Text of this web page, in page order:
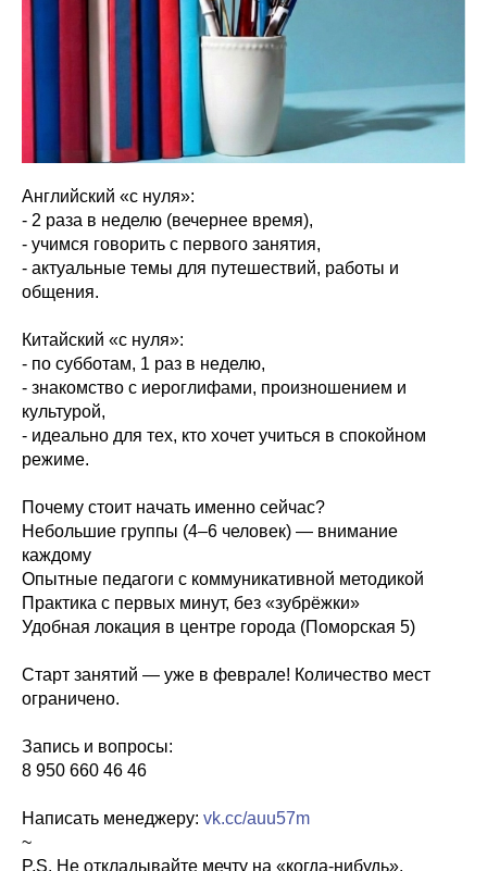
Английский «с нуля»:
- 2 раза в неделю (вечернее время),
- учимся говорить с первого занятия,
- актуальные темы для путешествий, работы и
общения.
Китайский «с нуля»:
- по субботам, 1 раз в неделю,
- знакомство с иероглифами, произношением и
культурой,
- идеально для тех, кто хочет учиться в спокойном
режиме.
Почему стоит начать именно сейчас?
Небольшие группы (4–6 человек) — внимание
каждому
Опытные педагоги с коммуникативной методикой
Практика с первых минут, без «зубрёжки»
Удобная локация в центре города (Поморская 5)
Старт занятий — уже в феврале! Количество мест
ограничено.
Запись и вопросы:
8 950 660 46 46
Написать менеджеру: vk.cc/auu57m
~
P.S. Не откладывайте мечту на «когда-нибудь».